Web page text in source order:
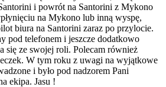
i powrót na Santorini z Mykono
na Mykono lub inną wyspę,
biura na Santorini zaraz po przylocie.
pod telefonem i jeszcze dodatkowo
się ze swojej roli. Polecam również
W tym roku z uwagi na wyjątkowe
i było pod nadzorem Pani
ekipa. Jasu !